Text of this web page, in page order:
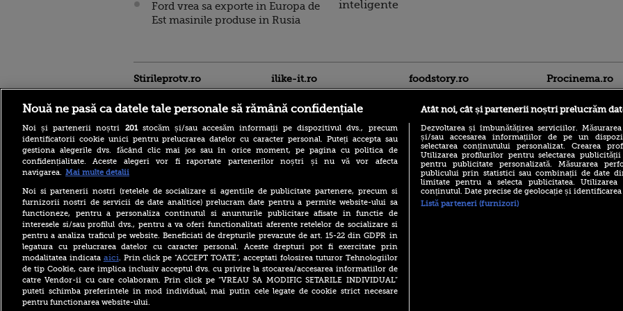
Ford vrea sa exporte in Europa de
Est masinile produse in Rusia
inteligente
Stirileprotv.ro
Care este mâncarea
preferată a lui Florin
Dumitrescu. Juratul
MastrerChef a vorbit despre
începuturile în bucătărie
Horoscop 9 august 2026, cu
Neti Sandu. Încep să vină
bani în cont
Elon Musk a refuzat accesul
Ucrainei la Starlink pentru
ilike-it.ro foodstory.ro
(P) Descoperă Lumea
Evenimentelor din România
cu Transilvania Events!
Procinema.ro
Banditul zburător,
prolific spărgător
Nouă ne pasă ca datele tale personale să rămână confidențiale
Noi și partenerii noștri 201stocăm și/sau accesăm informații pe dispozitivul dvs., precum
identificatorii cookie unici pentru prelucrarea datelor cu caracter personal. Puteți accepta sau
gestiona alegerile dvs. făcând clic mai jos sau în orice moment, pe pagina cu politica de
confidențialitate. Aceste alegeri vor fi raportate partenerilor noștri și nu vă vor afecta
navigarea. Mai multe detalii
Noi si partenerii nostri (retelele de socializare si agentiile de publicitate partenere, precum si
furnizorii nostri de servicii de date analitice) prelucram date pentru a permite website-ului sa
functioneze, pentru a personaliza continutul si anunturile publicitare afisate in functie de
interesele si/sau profilul dvs., pentru a va oferi functionalitati aferente retelelor de socializare si
pentru a analiza traficul pe website. Beneficiati de drepturile prevazute de art. 15-22 din GDPR in
legatura cu prelucrarea datelor cu caracter personal. Aceste drepturi pot fi exercitate prin
modalitatea indicata aici. Prin click pe “ACCEPT TOATE”, acceptati folosirea tuturor Tehnologiilor
de tip Cookie, care implica inclusiv acceptul dvs. cu privire la stocarea/accesarea informatiilor de
catre Vendor-ii cu care colaboram. Prin click pe “VREAU SA MODIFIC SETARILE INDIVIDUAL”
puteti schimba preferintele in mod individual, mai putin cele legate de cookie strict necesare
pentru functionarea website-ului.
Atât noi, cât și partenerii noștri prelucrăm
Dezvoltarea și îmbunătățirea serviciilor.
și/sau accesarea informațiilor de pe un
selectarea conținutului personalizat. Crearea
Utilizarea profilurilor pentru selectarea
pentru publicitate personalizată. Măsurarea
publicului prin statistici sau combinații de date
limitate pentru a selecta publicitatea.
conținutul. Date precise de geolocație și
Listă parteneri (furnizori)